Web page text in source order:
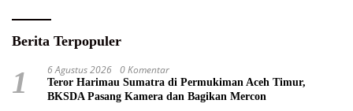
Berita Terpopuler
1 6 Agustus 2026 0 Komentar
Teror Harimau Sumatra di Permukiman Aceh Timur,
BKSDA Pasang Kamera dan Bagikan Mercon